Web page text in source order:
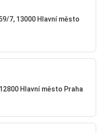
7, 13000 Hlavní město
Hlavní město Praha